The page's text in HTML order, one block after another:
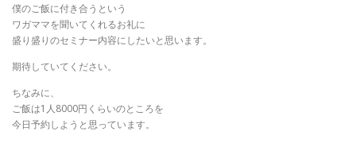
僕のご飯に付き合うという
ワガママを聞いてくれるお礼に
盛り盛りのセミナー内容にしたいと思います。
期待していてください。
ちなみに、
ご飯は1人8000円くらいのところを
今日予約しようと思っています。